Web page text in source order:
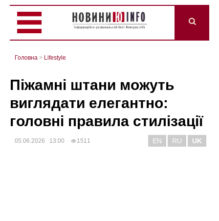
Головна > Lifestyle
Піжамні штани можуть
виглядати елегантно:
головні правила стилізації
05.06.2026 13:00 1511 EN RU UK